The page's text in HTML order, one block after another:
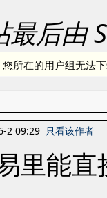
最后由
您所在的用户组无法
2 09:29 只看该作者
里能